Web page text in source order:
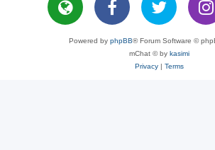
Powered by phpBB® Forum Software ©
mChat © by kasimi
Privacy| Terms